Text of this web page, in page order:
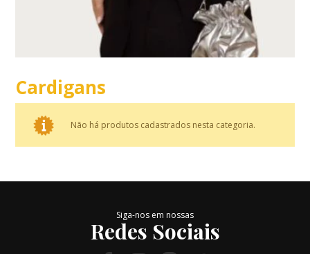
Cardigans
Não há produtos cadastrados nesta categoria.
Siga-nos em nossas
Redes Sociais